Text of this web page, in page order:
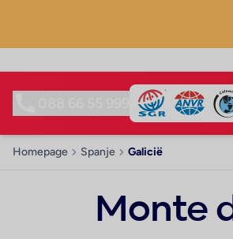
Homepage Spanje Galicië
Monte